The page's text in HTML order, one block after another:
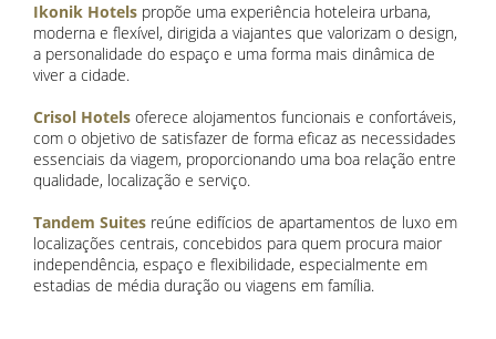
Ikonik Hotels propõe uma experiência hoteleira urbana,
moderna e flexível, dirigida a viajantes que valorizam o design,
a personalidade do espaço e uma forma mais dinâmica de
viver a cidade.
Crisol Hotels oferece alojamentos funcionais e confortáveis,
com o objetivo de satisfazer de forma eficaz as necessidades
essenciais da viagem, proporcionando uma boa relação entre
qualidade, localização e serviço.
Tandem Suites reúne edifícios de apartamentos de luxo em
localizações centrais, concebidos para quem procura maior
independência, espaço e flexibilidade, especialmente em
estadias de média duração ou viagens em família.